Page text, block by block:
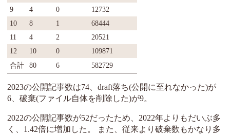
9
4 0
12732
10
8 1
68444
11
4 2
20521
12
10 0
109871
合計
80 6 582729
2023の公開記事数は74、draft落ち(公開に至れなかった)が
6、破棄(ファイル自体を削除した)が9。
2022の公開記事数が52だったため、2022年よりもだいぶ多
く、1.42倍に増加した。 また、従来より破棄数もかなり多